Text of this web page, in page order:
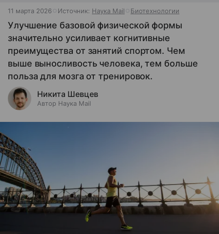
11 марта 2026 Источник: Наука Mail Биотехнологии
Улучшение базовой физической формы
значительно усиливает когнитивные
преимущества от занятий спортом. Чем
выше выносливость человека, тем больше
польза для мозга от тренировок.
Никита Шевцев
Автор Наука Mail